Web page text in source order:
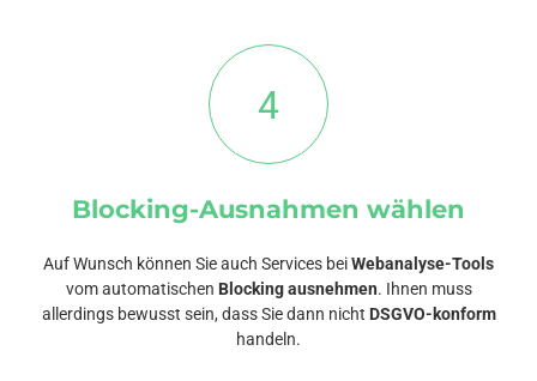
4
Blocking-Ausnahmen wählen
Auf Wunsch können Sie auch Services beiWebanalyse-Tools
vom automatischen Blocking ausnehmen. Ihnen muss
allerdings bewusst sein, dass Sie dann nicht DSGVO-konform
handeln.